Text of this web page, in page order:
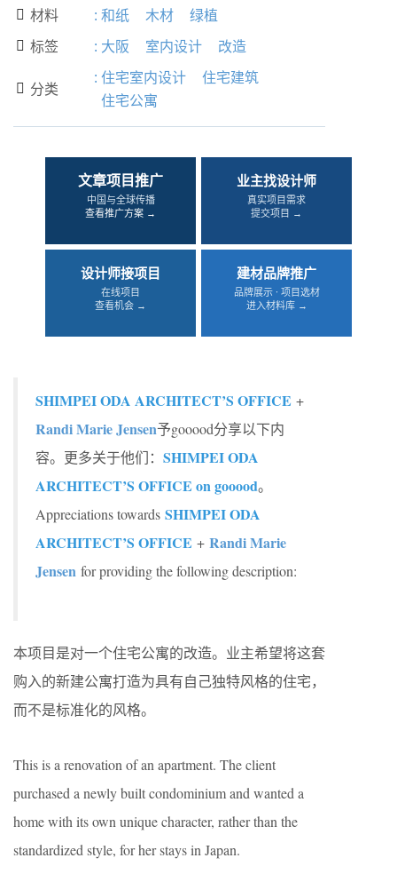
 材料 : 和纸 木材 绿植
 标签 : 大阪 室内设计 改造
 分类
: 住宅室内设计
住宅建筑
住宅公寓
文章项目推广
中国与全球传播
查看推广方案 →
业主找设计师
真实项目需求
提交项目 →
设计师接项目
在线项目
查看机会 →
建材品牌推广
品牌展示 · 项目选材
进入材料库 →
SHIMPEI ODA ARCHITECT’S OFFICE +
Randi Marie Jensen予gooood分享以下内
容。更多关于他们： SHIMPEI ODA
ARCHITECT’S OFFICE on gooood。
Appreciations towards SHIMPEI ODA
ARCHITECT’S OFFICE + Randi Marie
Jensen for providing the following description:
本项目是对一个住宅公寓的改造。业主希望将这套
购入的新建公寓打造为具有自己独特风格的住宅，
而不是标准化的风格。
This is a renovation of an apartment. The client
purchased a newly built condominium and wanted a
home with its own unique character, rather than the
standardized style, for her stays in Japan.